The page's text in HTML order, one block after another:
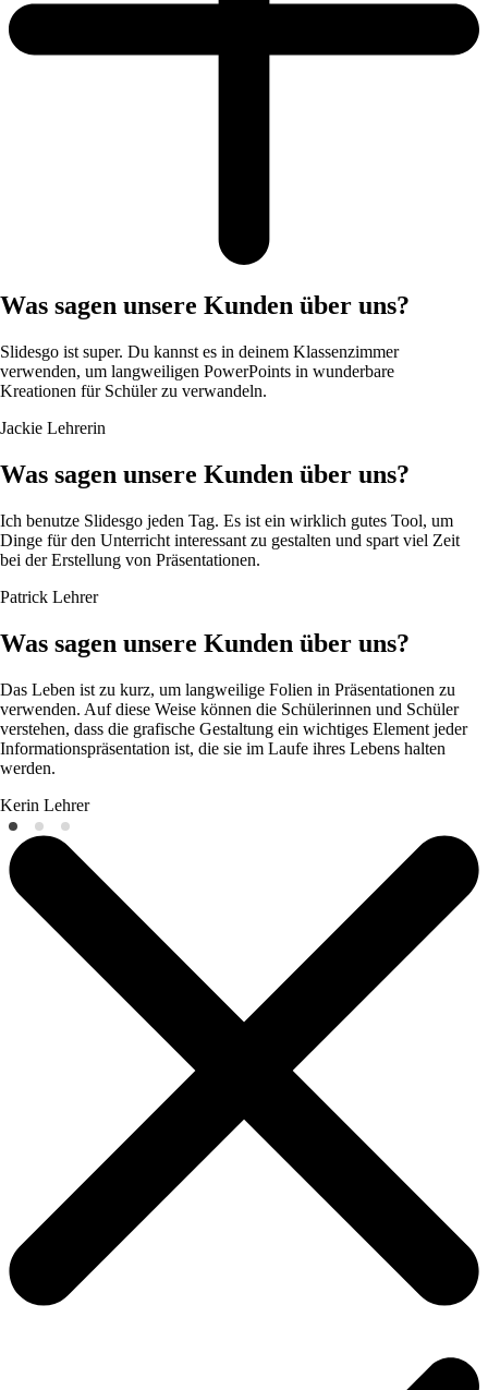
Was sagen unsere Kunden über uns?
Slidesgo ist super. Du kannst es in deinem Klassenzimmer
verwenden, um langweiligen PowerPoints in wunderbare
Kreationen für Schüler zu verwandeln.
Jackie Lehrerin
Was sagen unsere Kunden über uns?
Ich benutze Slidesgo jeden Tag. Es ist ein wirklich gutes Tool, um
Dinge für den Unterricht interessant zu gestalten und spart viel Zeit
bei der Erstellung von Präsentationen.
Patrick Lehrer
Was sagen unsere Kunden über uns?
Das Leben ist zu kurz, um langweilige Folien in Präsentationen zu
verwenden. Auf diese Weise können die Schülerinnen und Schüler
verstehen, dass die grafische Gestaltung ein wichtiges Element jeder
Informationspräsentation ist, die sie im Laufe ihres Lebens halten
werden.
Kerin Lehrer